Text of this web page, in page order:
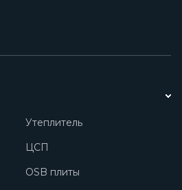
Утеплитель
ЦСП
OSB плиты